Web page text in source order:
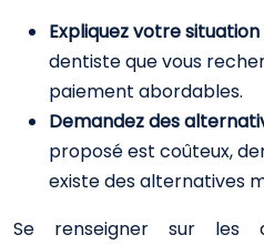
Expliquez votre
dentiste que vous
paiement abordables.
Demandez des
proposé est coûteux,
existe des alternatives
Se renseigner sur les